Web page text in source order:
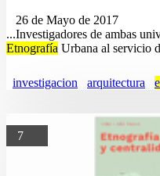
26 de Mayo de 2017
...Investigadores de ambas
Etnografía Urbana al servicio
investigacion arquitectura
7